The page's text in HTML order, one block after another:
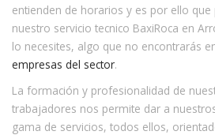
entienden de horarios y es por ello que
nuestro servicio tecnico BaxiRoca en
lo necesites, algo que no encontrarás
empresas del sector.
La formación y profesionalidad de
trabajadores nos permite dar a
gama de servicios, todos ellos,